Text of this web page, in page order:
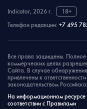
Indicator, 2026 г.
18+
Телефон редакции: +7 495
Все права защищены. Полное
коммерческих целях
Сайта. В случае
привлечены к
законодательством
На информационном ресурсе
соответствии с Правилами